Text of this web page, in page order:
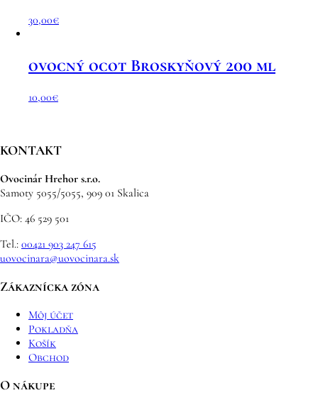
30,00€
ovocný ocot Broskyňový 200 ml
10,00€
KONTAKT
Ovocinár Hrehor s.r.o.
Samoty 5055/5055, 909 01 Skalica
IČO: 46 529 501
Tel.: 00421 903 247 615
uovocinara@uovocinara.sk
Zákaznícka zóna
Môj účet
Pokladňa
Košík
Obchod
O nákupe